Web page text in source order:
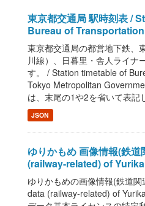
東京都交通局 駅時刻表 /
Bureau of
東京都交通局の都営地下鉄、
川線）、日暮里・舎人ライナ
す。 / Station timetable of
Tokyo Metropolitan
は、末尾の1や2を省いて表
JSON
ゆりかもめ 画像情報(鉄
(railway-related) of
ゆりかもめの画像情報(鉄道
data (railway-related) of